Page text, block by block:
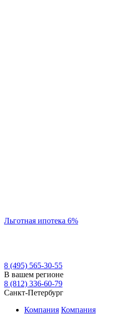
Льготная ипотека 6%
8 (495) 565-30-55
В вашем регионе
8 (812) 336-60-79
Санкт-Петербург
Компания Компания